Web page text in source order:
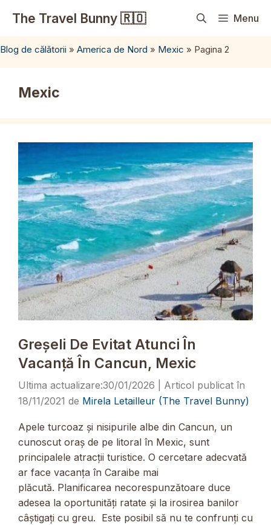
The Travel Bunny 🇷🇴 Menu
Blog de călătorii » America de Nord » Mexic » Pagina 2
Mexic
Greșeli De Evitat Atunci În
Vacanță În Cancun, Mexic
30/01/2026
18/11/2021 de Mirela Letailleur (The Travel Bunny)
Apele turcoaz și nisipurile albe din Cancun, un
cunoscut oraș de pe litoral în Mexic, sunt
principalele atracții turistice. O cercetare adecvată
ar face vacanța în Caraibe mai
plăcută. Planificarea necorespunzătoare duce
adesea la oportunități ratate și la irosirea banilor
câștigați cu greu. Este posibil să nu te confrunți cu